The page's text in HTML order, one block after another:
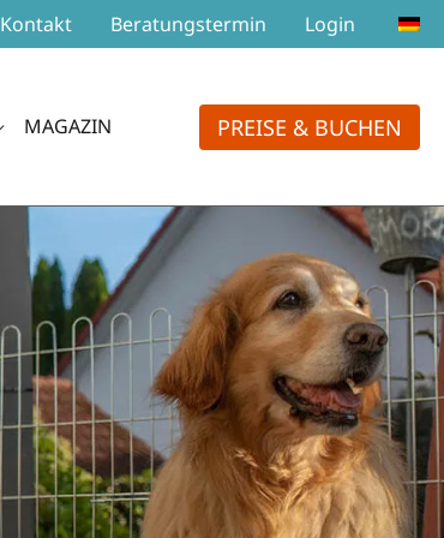
Kontakt Beratungstermin Login
MAGAZIN PREISE & BUCHEN